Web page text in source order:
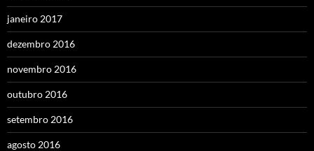
janeiro 2017
dezembro 2016
novembro 2016
outubro 2016
setembro 2016
agosto 2016